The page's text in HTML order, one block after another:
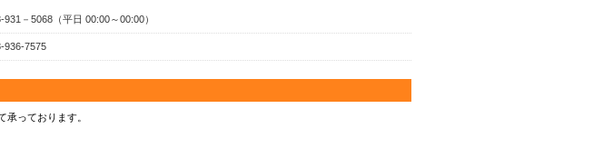
931－5068（平日 00:00～00:00）
936-7575
承っております。